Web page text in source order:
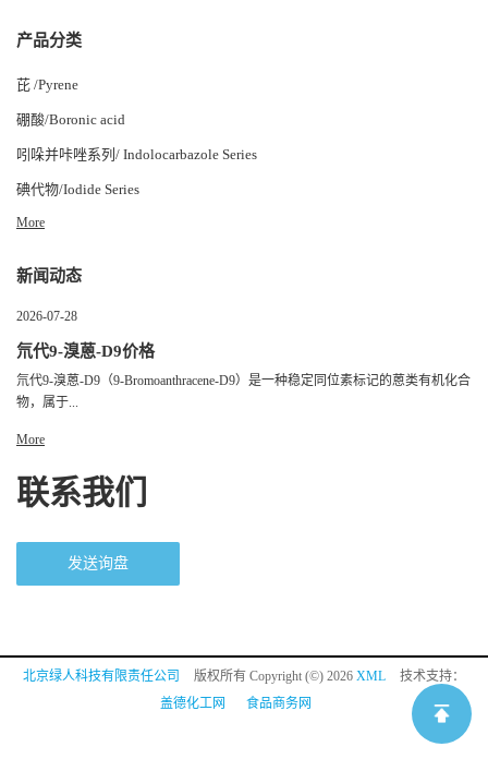
产品分类
芘 /Pyrene
硼酸/Boronic acid
吲哚并咔唑系列/ Indolocarbazole Series
碘代物/Iodide Series
More
新闻动态
2026-07-28
氘代9-溴蒽-D9价格
氘代9-溴蒽-D9（9-Bromoanthracene-D9）是一种稳定同位素标记的蒽类有机化合
物，属于...
More
联系我们
发送询盘
北京绿人科技有限责任公司 版权所有 Copyright (©) 2026 XML
技术支持：
盖德化工网
食品商务网